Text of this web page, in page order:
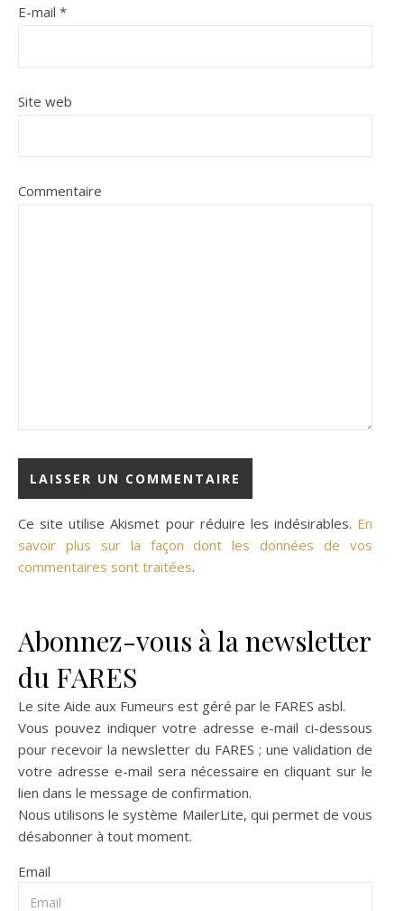
E-mail *
Site web
Commentaire
Ce site utilise Akismet pour réduire les indésirables. En
savoir plus sur la façon dont les données de vos
commentaires sont traitées.
Abonnez-vous à la newsletter
du FARES
Le site Aide aux Fumeurs est géré par le FARES asbl.
Vous pouvez indiquer votre adresse e-mail ci-dessous
pour recevoir la newsletter du FARES ; une validation de
votre adresse e-mail sera nécessaire en cliquant sur le
lien dans le message de confirmation.
Nous utilisons le système MailerLite, qui permet de vous
désabonner à tout moment.
Email